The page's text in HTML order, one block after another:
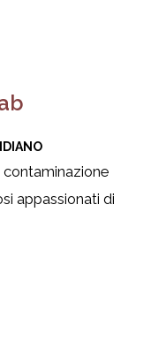
contaminazione
appassionati di